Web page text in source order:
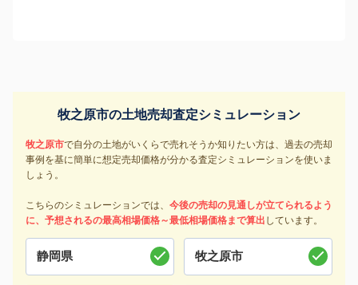
牧之原市の土地売却査定シミュレーション
牧之原市で自分の土地がいくらで売れそうか知りたい方は、過去の売却
事例を基に簡単に想定売却価格が分かる査定シミュレーションを使いま
しょう。
こちらのシミュレーションでは、 今後の売却の見通しが立てられるよう
に、予想されるの最高相場価格～最低相場価格まで算出 しています。